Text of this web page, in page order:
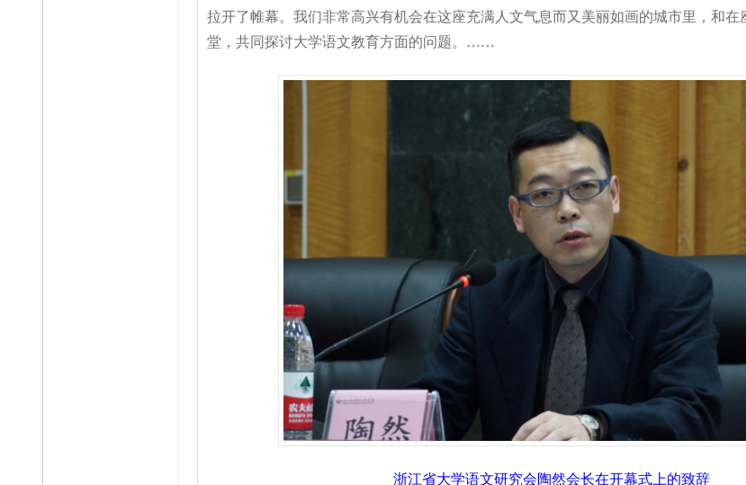
拉开了帷幕。我们非常高兴有机会在这座充满人文气息而又美丽如画的城市里，和在
堂，共同探讨大学语文教育方面的问题。……
浙江省大学语文研究会陶然会长在开幕式上的致辞